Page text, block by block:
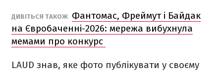
ДИВІТЬСЯ ТАКОЖ Фантомас, Фреймут і Байдак
на Євробаченні-2026: мережа вибухнула
мемами про конкурс
LAUD знав, яке фото публікувати у своєму